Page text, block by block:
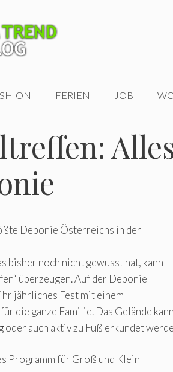
FERIEN JOB
Deponie Österreichs in der
bisher noch nicht gewusst hat, kann
überzeugen. Auf der Deponie
jährliches Fest mit einem
die ganze Familie. Das Gelände kann
auch aktiv zu Fuß erkundet
Programm für Groß und Klein